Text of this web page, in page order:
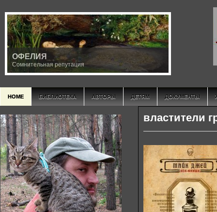
ОФЕЛИЯ
Сомнительная репутация
HOME БИБЛИОТЕКА АВТОРЫ ДЕТЯМ ДОКУМЕНТЫ
властители